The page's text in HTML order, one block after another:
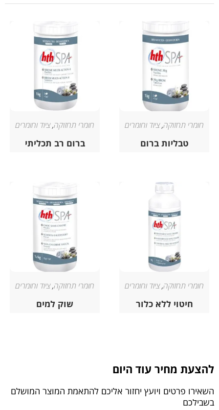
חומרי תחזוקה,ציוד וחומרים
טבליות ברום
חומרי תחזוקה,ציוד וחומרים
ברום רב תכליתי
חומרי תחזוקה,ציוד וחומרים
חיטוי ללא כלור
חומרי תחזוקה,ציוד וחומרים
שוק למים
להצעת מחיר עוד היום
השאירו פרטים ויועץ יחזור אליכם להתאמת המוצר המושלם
בשבילכם